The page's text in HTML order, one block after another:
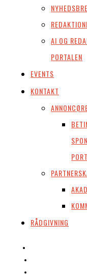
AI OG
PORTALEN
EVENTS
KONTAKT
RÅDGIVNING